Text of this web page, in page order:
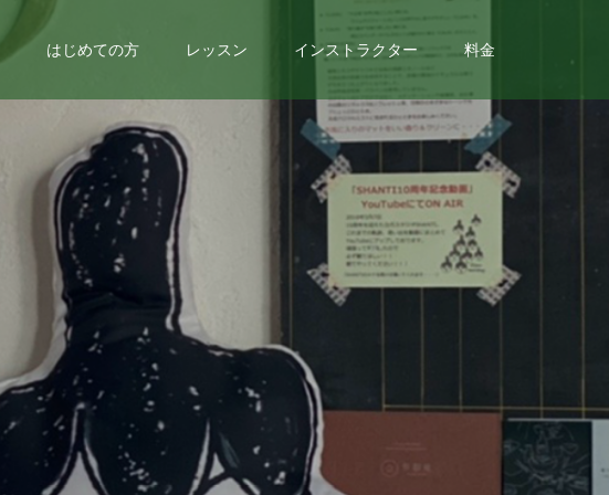
はじめての方 レッスン インストラクター 料金